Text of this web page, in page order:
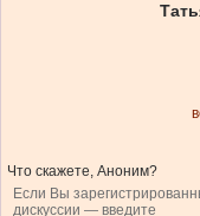
Что скажете, Аноним?
Если Вы
дискуссии — введите